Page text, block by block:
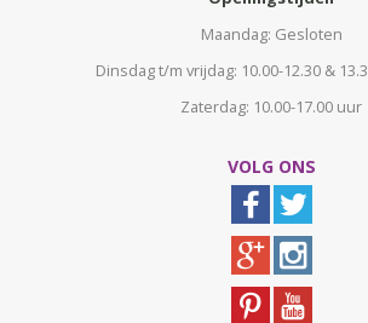
Maandag: Gesloten
Dinsdag t/m vrijdag: 10.00-12.30 &
Zaterdag: 10.00-17.00 uur
VOLG ONS